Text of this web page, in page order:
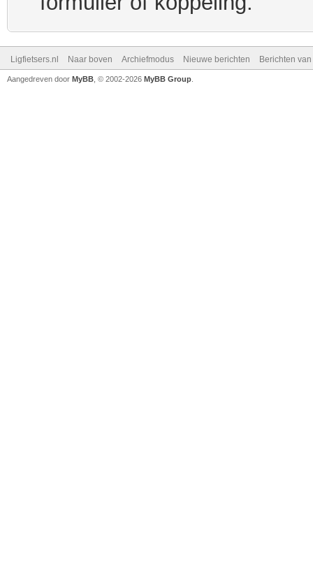
Ligfietsers.nl Naar boven Archiefmodus Nieuwe berichten Berichten
Aangedreven door MyBB , © 2002-2026 MyBB Group